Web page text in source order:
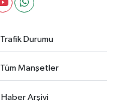
Trafik Durumu
Tüm Manşetler
Haber Arşivi